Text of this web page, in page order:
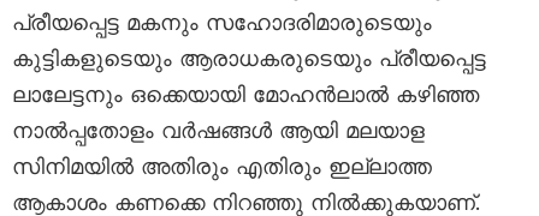
പ്രീയപ്പെട്ട മകനും സഹോദരിമാരുടെയും
കുട്ടികളുടെയും ആരാധകരുടെയും പ്രീയപ്പെട്ട
ലാലേട്ടനും ഒക്കെയായി മോഹൻലാൽ കഴിഞ്ഞ
നാൽപ്പതോളം വർഷങ്ങൾ ആയി മലയാള
സിനിമയിൽ അതിരും എതിരും ഇല്ലാത്ത
ആകാശം കണക്കെ നിറഞ്ഞു നിൽക്കുകയാണ്.